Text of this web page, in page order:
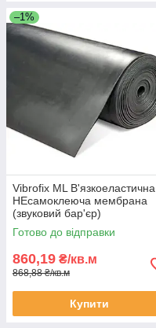
–1%
Vibrofix ML В'язкоеластична
НЕсамоклеюча мембрана
(звуковий бар'єр)
1,2*1,2м*2,6мм
Готово до відправки
860,19 ₴/кв.м
868,88 ₴/кв.м
Купити